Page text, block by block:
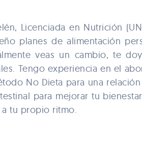
Licenciada en Nutrición
planes de alimentación
veas un cambio, te
Tengo experiencia en el
No Dieta para una
para mejorar tu
tu propio ritmo.